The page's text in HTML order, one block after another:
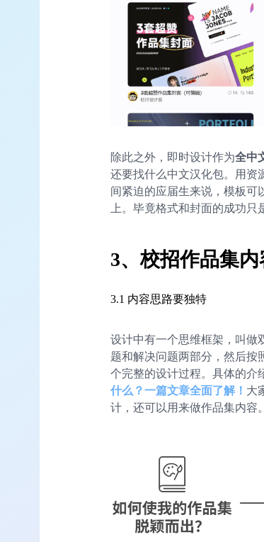
除此之外，即时设计作为全中
还要找什么中文汉化包。用资
间紧迫的应届生来说，模板可
上。毕竟格式和封面的成功只
3、校招作品集内
3.1 内容思路要独特
设计中有一个思维框架，叫做
题和解决问题两部分，然后按
个完整的设计过程。具体的
什么？一篇文章全面了解！ 大
计，还可以用来做作品集内容。